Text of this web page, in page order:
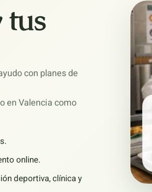
tus
con planes de
en Valencia como
online.
deportiva, clínica y